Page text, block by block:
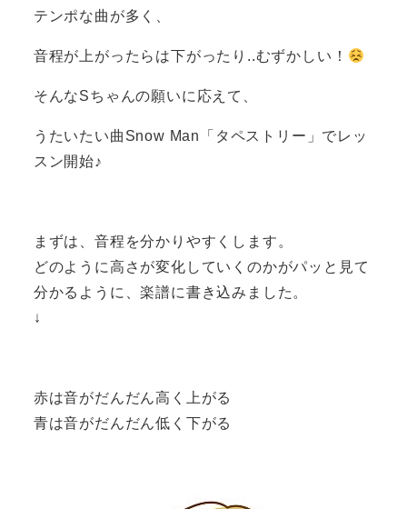
テンポな曲が多く、
音程が上がったらは下がったり..むずかしい！
そんなSちゃんの願いに応えて、
うたいたい曲Snow Man「タペストリー」でレッ
スン開始♪
まずは、音程を分かりやすくします。
どのように高さが変化していくのかがパッと見て
分かるように、楽譜に書き込みました。
↓
赤は音がだんだん高く上がる
青は音がだんだん低く下がる